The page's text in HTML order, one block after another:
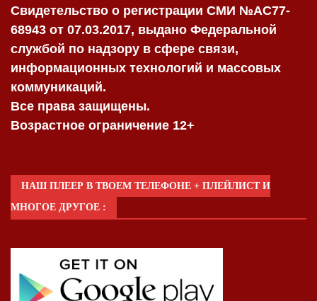
Свидетельство о регистрации СМИ №AC77-
68943 от 07.03.2017, выдано Федеральной
службой по надзору в сфере связи,
информационных технологий и массовых
коммуникаций.
Все права защищены.
Возрастное ограничение 12+
НАШ ПЛЕЕР В ТВОЕМ ТЕЛЕФОНЕ + ПЛЕЙЛИСТ И
МНОГОЕ ДРУГОЕ :